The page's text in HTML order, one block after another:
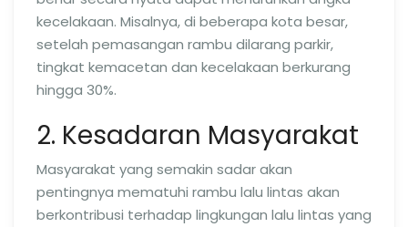
kecelakaan. Misalnya, di beberapa kota besar,
setelah pemasangan rambu dilarang parkir,
tingkat kemacetan dan kecelakaan berkurang
hingga 30%.
2. Kesadaran Masyarakat
Masyarakat yang semakin sadar akan
pentingnya mematuhi rambu lalu lintas akan
berkontribusi terhadap lingkungan lalu lintas yang